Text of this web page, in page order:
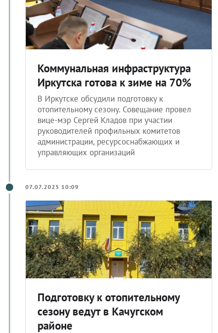
Коммунальная инфраструктура
Иркутска готова к зиме на 70%
В Иркутске обсудили подготовку к
отопительному сезону. Совещание провел
вице-мэр Сергей Кладов при участии
руководителей профильных комитетов
администрации, ресурсоснабжающих и
управляющих организаций
07.07.2025 10:09
Подготовку к отопительному
сезону ведут в Качугском
районе